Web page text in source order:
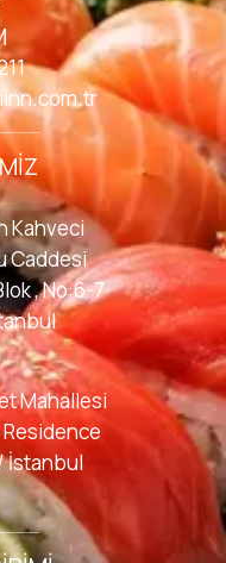
Kahveci
Caddesi
, No:6-7
Mahallesi
Residence
İstanbul